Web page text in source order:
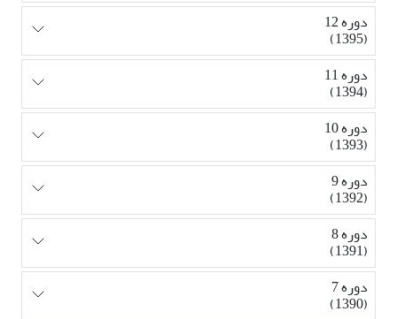
دوره 12
(1395)
دوره 11
(1394)
دوره 10
(1393)
دوره 9
(1392)
دوره 8
(1391)
دوره 7
(1390)